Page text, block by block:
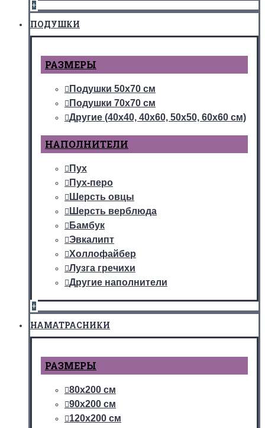
+
ПОДУШКИ
РАЗМЕРЫ
Подушки 50х70 см
Подушки 70х70 см
Другие (40х40, 40х60, 50х50, 60х60 см)
НАПОЛНИТЕЛИ
Пух
Пух-перо
Шерсть овцы
Шерсть верблюда
Бамбук
Эвкалипт
Холлофайбер
Лузга гречихи
Другие наполнители
+
НАМАТРАСНИКИ
РАЗМЕРЫ
80х200 см
90х200 см
120х200 см